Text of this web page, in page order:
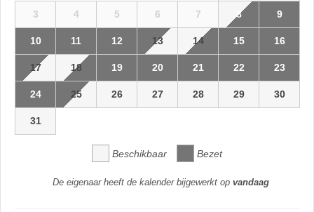
3 4 5 6 7 8 9
10 11 12 13 14 15 16
17 18 19 20 21 22 23
24 25 26 27 28 29 30
31
Beschikbaar Bezet
De eigenaar heeft de kalender bijgewerkt op vandaag